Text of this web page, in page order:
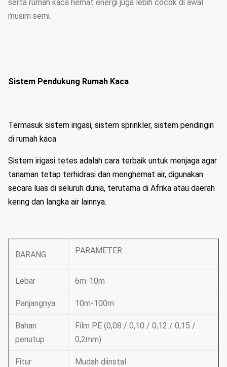
serta rumah kaca hemat energi juga lebih cocok di awal
musim semi.
Sistem Pendukung Rumah Kaca
Termasuk sistem irigasi, sistem sprinkler, sistem pendingin
di rumah kaca
Sistem irigasi tetes adalah cara terbaik untuk menjaga agar
tanaman tetap terhidrasi dan menghemat air, digunakan
secara luas di seluruh dunia, terutama di Afrika atau daerah
kering dan langka air lainnya.
BARANG PARAMETER
Lebar 6m-10m
Panjangnya 10m-100m
Bahan
penutup
Film PE (0,08 / 0,10 / 0,12 / 0,15 /
0,2mm)
Fitur Mudah diinstal